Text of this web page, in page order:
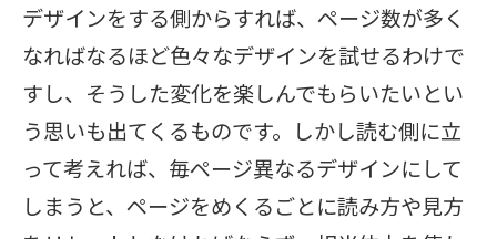
デザインをする側からすれば、ページ数が多く
なればなるほど色々なデザインを試せるわけで
すし、そうした変化を楽しんでもらいたいとい
う思いも出てくるものです。しかし読む側に立
って考えれば、毎ページ異なるデザインにして
しまうと、ページをめくるごとに読み方や見方